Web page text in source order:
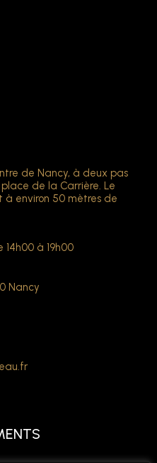
de Nancy, à deux pas
de la Carrière. Le
environ 50 mètres de
à 19h00
Nancy